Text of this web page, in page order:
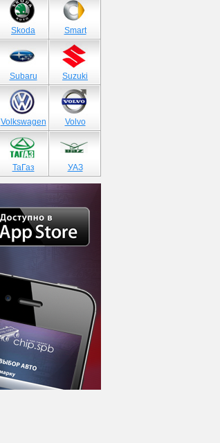
Skoda Smart
Subaru Suzuki
Volkswagen Volvo
ТаГаз УАЗ